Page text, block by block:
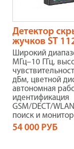
Детектор
жучков ST
Широкий
МГц–10 ГГц,
дБм, цветной
автономная
идентификация
GSM/DECT/
поиск и
54 000 РУБ